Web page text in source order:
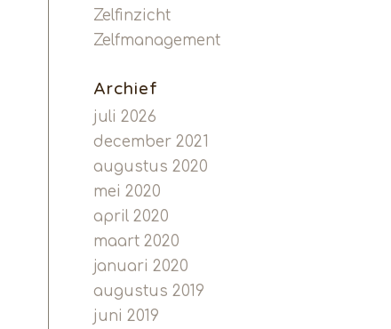
Zelfinzicht
Zelfmanagement
Archief
juli 2026
december 2021
augustus 2020
mei 2020
april 2020
maart 2020
januari 2020
augustus 2019
juni 2019